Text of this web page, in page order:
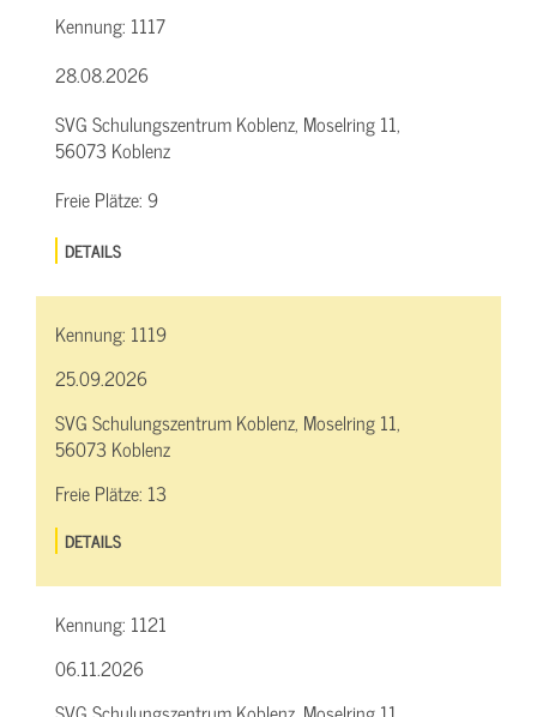
Kennung: 1117
28.08.2026
SVG Schulungszentrum Koblenz, Moselring 11,
56073 Koblenz
Freie Plätze: 9
DETAILS
Kennung: 1119
25.09.2026
SVG Schulungszentrum Koblenz, Moselring 11,
56073 Koblenz
Freie Plätze: 13
DETAILS
Kennung: 1121
06.11.2026